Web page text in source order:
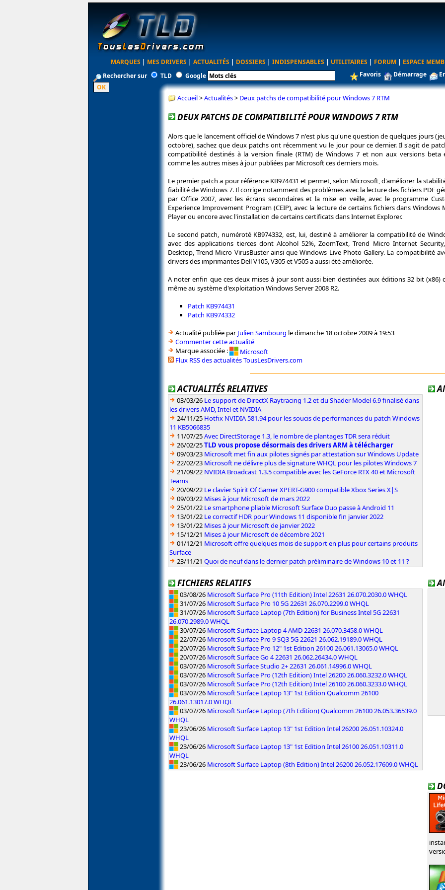
MARQUES | MES DRIVERS | ACTUALITÉS | DOSSIERS | INDISPENSABLES | UTILITAIRES | FORUM | ESPACE
Rechercher sur
TLD Google Favoris Démarrage
Accueil>Actualités> Deux patchs de compatibilité pour Windows 7 RTM
DEUX PATCHS DE COMPATIBILITÉ POUR WINDOWS 7 RTM
Alors que le lancement officiel de Windows 7 n'est plus qu'une question de quelques jours
octobre), sachez que deux patchs ont récemment vu le jour pour ce dernier. Il s'agit de
compatibilité destinés à la version finale (RTM) de Windows 7 et non aux versions beta
comme les autres mises à jour publiées par Microsoft ces derniers mois.
Le premier patch a pour référence KB974431 et permet, selon Microsoft, d'améliorer la
fiabilité de Windows 7. Il corrige notamment des problèmes avec la lecture des fichiers PDF
par Office 2007, avec les écrans secondaires et la mise en veille, avec le programme
Experience Improvement Program (CEIP), avec la lecture de certains fichiers dans Windows
Player ou encore avec l'installation de certains certificats dans Internet Explorer.
Le second patch, numéroté KB974332, est, lui, destiné à améliorer la compatibilité de
avec des applications tierces dont Alcohol 52%, ZoomText, Trend Micro Internet
Desktop, Trend Micro VirusBuster ainsi que Windows Live Photo Gallery. La compatibilité
drivers des imprimantes Dell V105, V305 et V505 a aussi été améliorée.
A noter enfin que ces deux mises à jour sont aussi bien destinées aux éditions 32 bit
même au système d'exploitation Windows Server 2008 R2.
Patch KB974431
Patch KB974332
Actualité publiée parJulien Sambourg le dimanche 18 octobre 2009 à 19:53
Commenter cette actualité
Marque associée :
Microsoft
Flux RSS des actualités TousLesDrivers.com
ACTUALITÉS RELATIVES
03/03/26 Le support de DirectX Raytracing 1.2 et du Shader Model 6.9 finalisé dans
les drivers AMD, Intel et NVIDIA
24/11/25 Hotfix NVIDIA 581.94 pour les soucis de performances du patch Windows
11 KB5066835
11/07/25Avec DirectStorage 1.3, le nombre de plantages TDR sera réduit
26/02/25TLD vous propose désormais des drivers ARM à télécharger
09/03/23 Microsoft met fin aux pilotes signés par attestation sur Windows Update
22/02/23 Microsoft ne délivre plus de signature WHQL pour les pilotes Windows 7
21/09/22 NVIDIA Broadcast 1.3.5 compatible avec les GeForce RTX 40 et Microsoft
Teams
20/09/22 Le clavier Spirit Of Gamer XPERT-G900 compatible Xbox Series X|S
09/03/22 Mises à jour Microsoft de mars 2022
25/01/22 Le smartphone pliable Microsoft Surface Duo passe à Android 11
13/01/22 Le correctif HDR pour Windows 11 disponible fin janvier 2022
13/01/22 Mises à jour Microsoft de janvier 2022
15/12/21 Mises à jour Microsoft de décembre 2021
01/12/21 Microsoft offre quelques mois de support en plus pour certains produits
Surface
23/11/21 Quoi de neuf dans le dernier patch préliminaire de Windows 10 et 11 ?
FICHIERS RELATIFS
03/08/26 Microsoft Surface Pro (11th Edition) Intel 22631 26.070.2030.0 WHQL
31/07/26 Microsoft Surface Pro 10 5G 22631 26.070.2299.0 WHQL
31/07/26 Microsoft Surface Laptop (7th Edition) for Business Intel 5G 22631
26.070.2989.0 WHQL
30/07/26 Microsoft Surface Laptop 4 AMD 22631 26.070.3458.0 WHQL
22/07/26 Microsoft Surface Pro 9 SQ3 5G 22621 26.062.19189.0 WHQL
20/07/26 Microsoft Surface Pro 12" 1st Edition 26100 26.061.13065.0 WHQL
20/07/26 Microsoft Surface Go 4 22631 26.062.26434.0 WHQL
03/07/26 Microsoft Surface Studio 2+ 22631 26.061.14996.0 WHQL
03/07/26 Microsoft Surface Pro (12th Edition) Intel 26200 26.060.3232.0 WHQL
03/07/26 Microsoft Surface Pro (12th Edition) Intel 26100 26.060.3233.0 WHQL
03/07/26 Microsoft Surface Laptop 13" 1st Edition Qualcomm 26100
26.061.13017.0 WHQL
03/07/26 Microsoft Surface Laptop (7th Edition) Qualcomm 26100 26.053.36539.0
WHQL
23/06/26 Microsoft Surface Laptop 13" 1st Edition Intel 26200 26.051.10324.0
WHQL
23/06/26 Microsoft Surface Laptop 13" 1st Edition Intel 26100 26.051.10311.0
WHQL
23/06/26 Microsoft Surface Laptop (8th Edition) Intel 26200 26.052.17609.0 WHQL